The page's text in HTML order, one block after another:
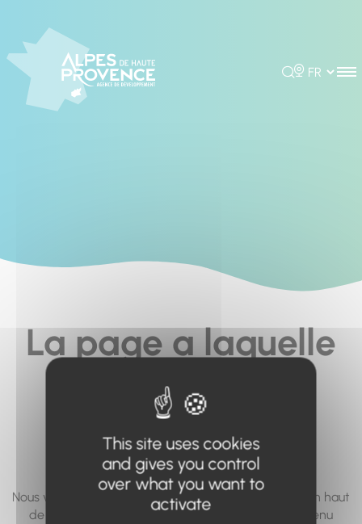
Rechercher
Choisir la
La page a laquelle
vous cherchez à
accéder n'existe
pas... ou plus.
Nous vous invitons à utiliser le moteur de recherche en haut
de page, ou à utiliser le menu pour trouver le contenu
This site uses cookies
and gives you control
over what you want to
activate